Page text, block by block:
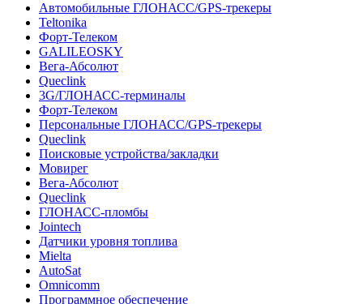
Автомобильные ГЛОНАСС/GPS-трекеры
Teltonika
Форт-Телеком
GALILEOSKY
Вега-Абсолют
Queclink
3G/ГЛОНАСС-терминалы
Форт-Телеком
Персональные ГЛОНАСС/GPS-трекеры
Queclink
Поисковые устройства/закладки
Мовирег
Вега-Абсолют
Queclink
ГЛОНАСС-пломбы
Jointech
Датчики уровня топлива
Mielta
AutoSat
Omnicomm
Программное обеспечение